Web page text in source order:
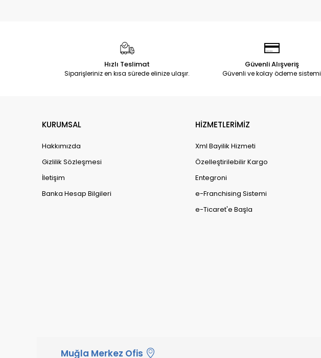
Hızlı Teslimat
Siparişleriniz en kısa sürede elinize ulaşır.
Güvenli Alışveriş
Güvenli ve kolay ödeme sistemi
KURUMSAL
Hakkımızda
Gizlilik Sözleşmesi
İletişim
Banka Hesap Bilgileri
HİZMETLERİMİZ
Xml Bayilik Hizmeti
Özelleştirilebilir Kargo
Entegroni
e-Franchising Sistemi
e-Ticaret'e Başla
Muğla Merkez Ofis